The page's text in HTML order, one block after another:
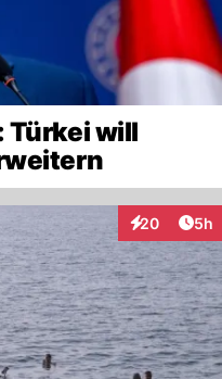
Türkei will
20
Interaktionen
5h